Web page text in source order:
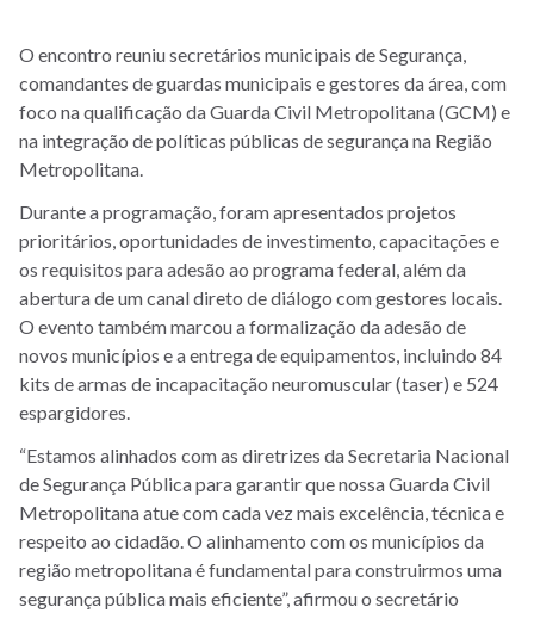
O encontro reuniu secretários municipais de Segurança,
comandantes de guardas municipais e gestores da área, com
foco na qualificação da Guarda Civil Metropolitana (GCM) e
na integração de políticas públicas de segurança na Região
Metropolitana.
Durante a programação, foram apresentados projetos
prioritários, oportunidades de investimento, capacitações e
os requisitos para adesão ao programa federal, além da
abertura de um canal direto de diálogo com gestores locais.
O evento também marcou a formalização da adesão de
novos municípios e a entrega de equipamentos, incluindo 84
kits de armas de incapacitação neuromuscular (taser) e 524
espargidores.
“Estamos alinhados com as diretrizes da Secretaria Nacional
de Segurança Pública para garantir que nossa Guarda Civil
Metropolitana atue com cada vez mais excelência, técnica e
respeito ao cidadão. O alinhamento com os municípios da
região metropolitana é fundamental para construirmos uma
segurança pública mais eficiente”, afirmou o secretário